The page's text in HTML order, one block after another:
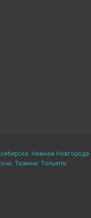
, Нижнем Новгороде,
, Тюмени, Тольятти,